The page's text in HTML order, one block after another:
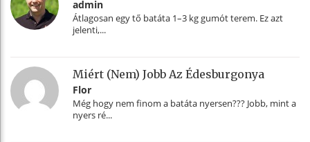
admin
Átlagosan egy tő batáta 1–3 kg gumót terem. Ez azt
jelenti,...
Miért (nem) Jobb Az Édesburgonya
Flor
Még hogy nem finom a batáta nyersen??? Jobb, mint a
nyers ré...